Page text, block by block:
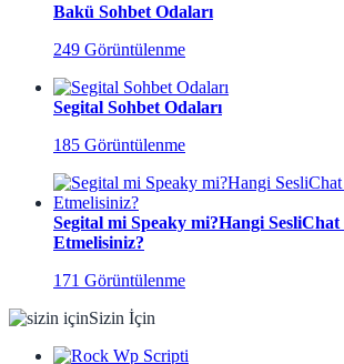
Bakü Sohbet Odaları
249 Görüntülenme
Segital Sohbet Odaları
185 Görüntülenme
Segital mi Speaky mi?Hangi SesliChat
Etmelisiniz?
171 Görüntülenme
Sizin İçin